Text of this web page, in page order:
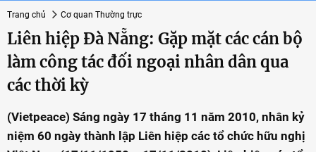
Trang chủ Cơ quan Thường trực
Liên hiệp Đà Nẵng: Gặp mặt các cán bộ
làm công tác đối ngoại nhân dân qua
các thời kỳ
(Vietpeace) Sáng ngày 17 tháng 11 năm 2010, nhân kỷ
niệm 60 ngày thành lập Liên hiệp các tổ chức hữu nghị